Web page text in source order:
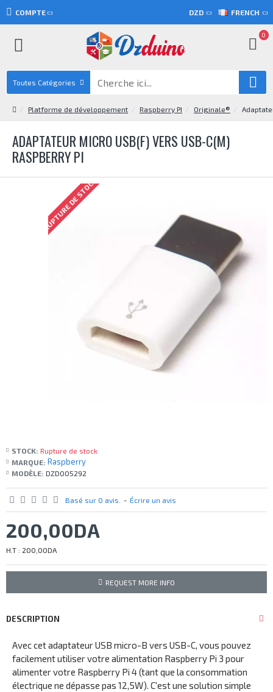
COMPTE DZD FRENCH
0
Toutes Catégories
Platforme de développement Raspberry PI Originale®
ADAPTATEUR MICRO USB(F) VERS USB-C(M)
RASPBERRY PI
RUPTURE DE STOCK
STOCK: Rupture de stock
MARQUE: Raspberry
MODÈLE: DZD005292
Basé sur 0 avis. - Écrire un avis
200,00DA
H.T : 200,00DA
REQUEST MORE INFO
DESCRIPTION
Avec cet adaptateur USB micro-B vers USB-C, vous pouvez
facilement utiliser votre alimentation Raspberry Pi 3 pour
alimenter votre Raspberry Pi 4 (tant que la consommation
électrique ne dépasse pas 12,5W). C'est une solution simple